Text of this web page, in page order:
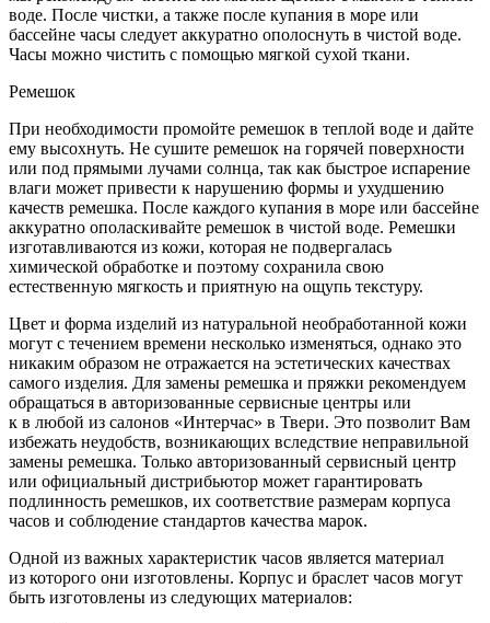
воде. После чистки, а также после купания в море или
бассейне часы следует аккуратно ополоснуть в чистой воде.
Часы можно чистить с помощью мягкой сухой ткани.
Ремешок
При необходимости промойте ремешок в теплой воде и дайте
ему высохнуть. Не сушите ремешок на горячей поверхности
или под прямыми лучами солнца, так как быстрое испарение
влаги может привести к нарушению формы и ухудшению
качеств ремешка. После каждого купания в море или бассейне
аккуратно ополаскивайте ремешок в чистой воде. Ремешки
изготавливаются из кожи, которая не подвергалась
химической обработке и поэтому сохранила свою
естественную мягкость и приятную на ощупь текстуру.
Цвет и форма изделий из натуральной необработанной кожи
могут с течением времени несколько изменяться, однако это
никаким образом не отражается на эстетических качествах
самого изделия. Для замены ремешка и пряжки рекомендуем
обращаться в авторизованные сервисные центры или
к в любой из салонов «Интерчас» в Твери. Это позволит Вам
избежать неудобств, возникающих вследствие неправильной
замены ремешка. Только авторизованный сервисный центр
или официальный дистрибьютор может гарантировать
подлинность ремешков, их соответствие размерам корпуса
часов и соблюдение стандартов качества марок.
Одной из важных характеристик часов является материал
из которого они изготовлены. Корпус и браслет часов могут
быть изготовлены из следующих материалов: